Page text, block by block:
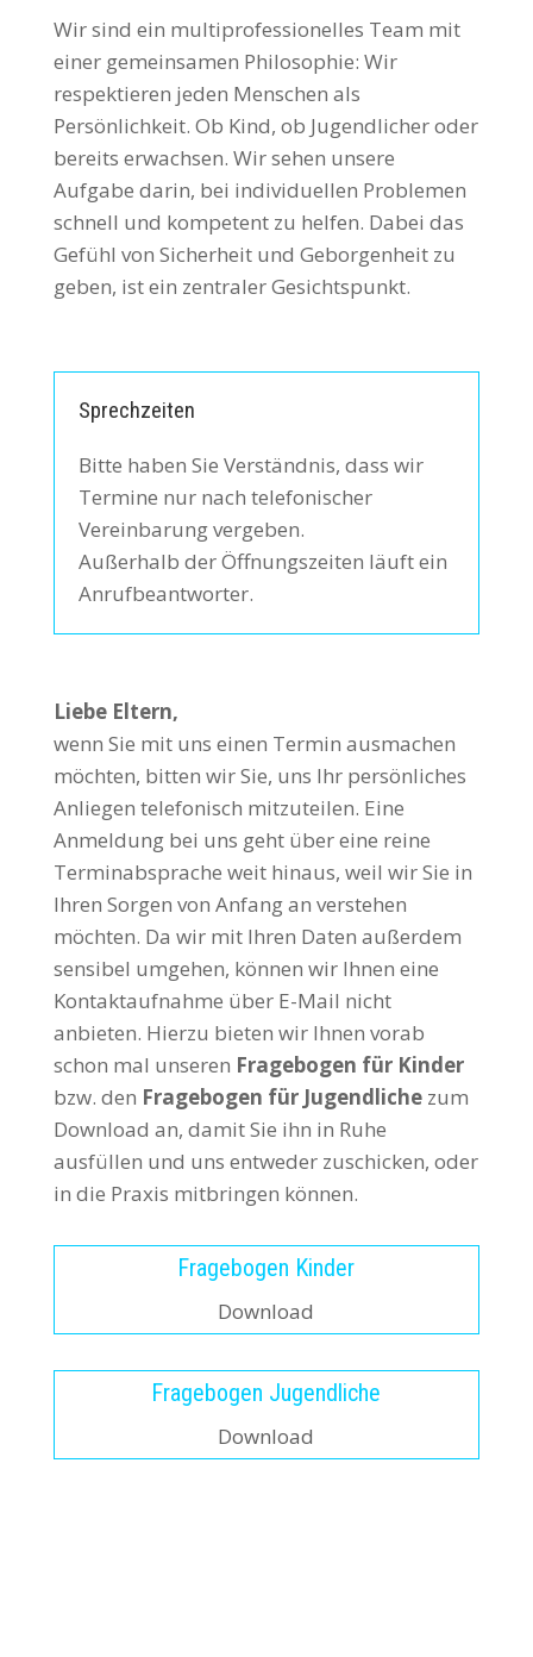
Wir sind ein multiprofessionelles Team mit
einer gemeinsamen Philosophie: Wir
respektieren jeden Menschen als
Persönlichkeit. Ob Kind, ob Jugendlicher oder
bereits erwachsen. Wir sehen unsere
Aufgabe darin, bei individuellen Problemen
schnell und kompetent zu helfen. Dabei das
Gefühl von Sicherheit und Geborgenheit zu
geben, ist ein zentraler Gesichtspunkt.
Sprechzeiten
Bitte haben Sie Verständnis, dass wir
Termine nur nach telefonischer
Vereinbarung vergeben.
Außerhalb der Öffnungszeiten läuft ein
Anrufbeantworter.
Liebe Eltern,
wenn Sie mit uns einen Termin ausmachen
möchten, bitten wir Sie, uns Ihr persönliches
Anliegen telefonisch mitzuteilen. Eine
Anmeldung bei uns geht über eine reine
Terminabsprache weit hinaus, weil wir Sie in
Ihren Sorgen von Anfang an verstehen
möchten. Da wir mit Ihren Daten außerdem
sensibel umgehen, können wir Ihnen eine
Kontaktaufnahme über E-Mail nicht
anbieten. Hierzu bieten wir Ihnen vorab
schon mal unseren Fragebogen für Kinder
bzw. den Fragebogen für Jugendlichezum
Download an, damit Sie ihn in Ruhe
ausfüllen und uns entweder zuschicken, oder
in die Praxis mitbringen können.
Fragebogen Kinder
Download
Fragebogen Jugendliche
Download